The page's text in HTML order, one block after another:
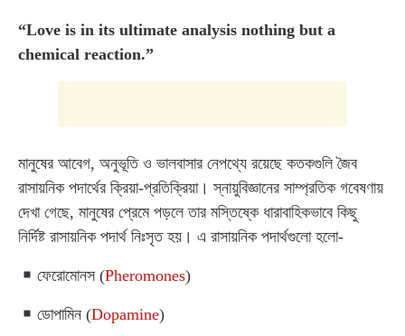
“Love is in its ultimate analysis nothing but a
chemical reaction.”
মানুষের আবেগ, অনুভূতি ও ভালবাসার নেপথ্যে রয়েছে কতকগুলি জৈব
রাসায়নিক পদার্থের ক্রিয়া-প্রতিক্রিয়া। স্নায়ুবিজ্ঞানের সাম্প্রতিক গবেষণায়
দেখা গেছে, মানুষের প্রেমে পড়লে তার মস্তিষ্কে ধারাবাহিকভাবে কিছু
নির্দিষ্ট রাসায়নিক পদার্থ নিঃসৃত হয়। এ রাসায়নিক পদার্থগুলো হলো-
ফেরোমোনস (Pheromones)
ডোপামিন (Dopamine)